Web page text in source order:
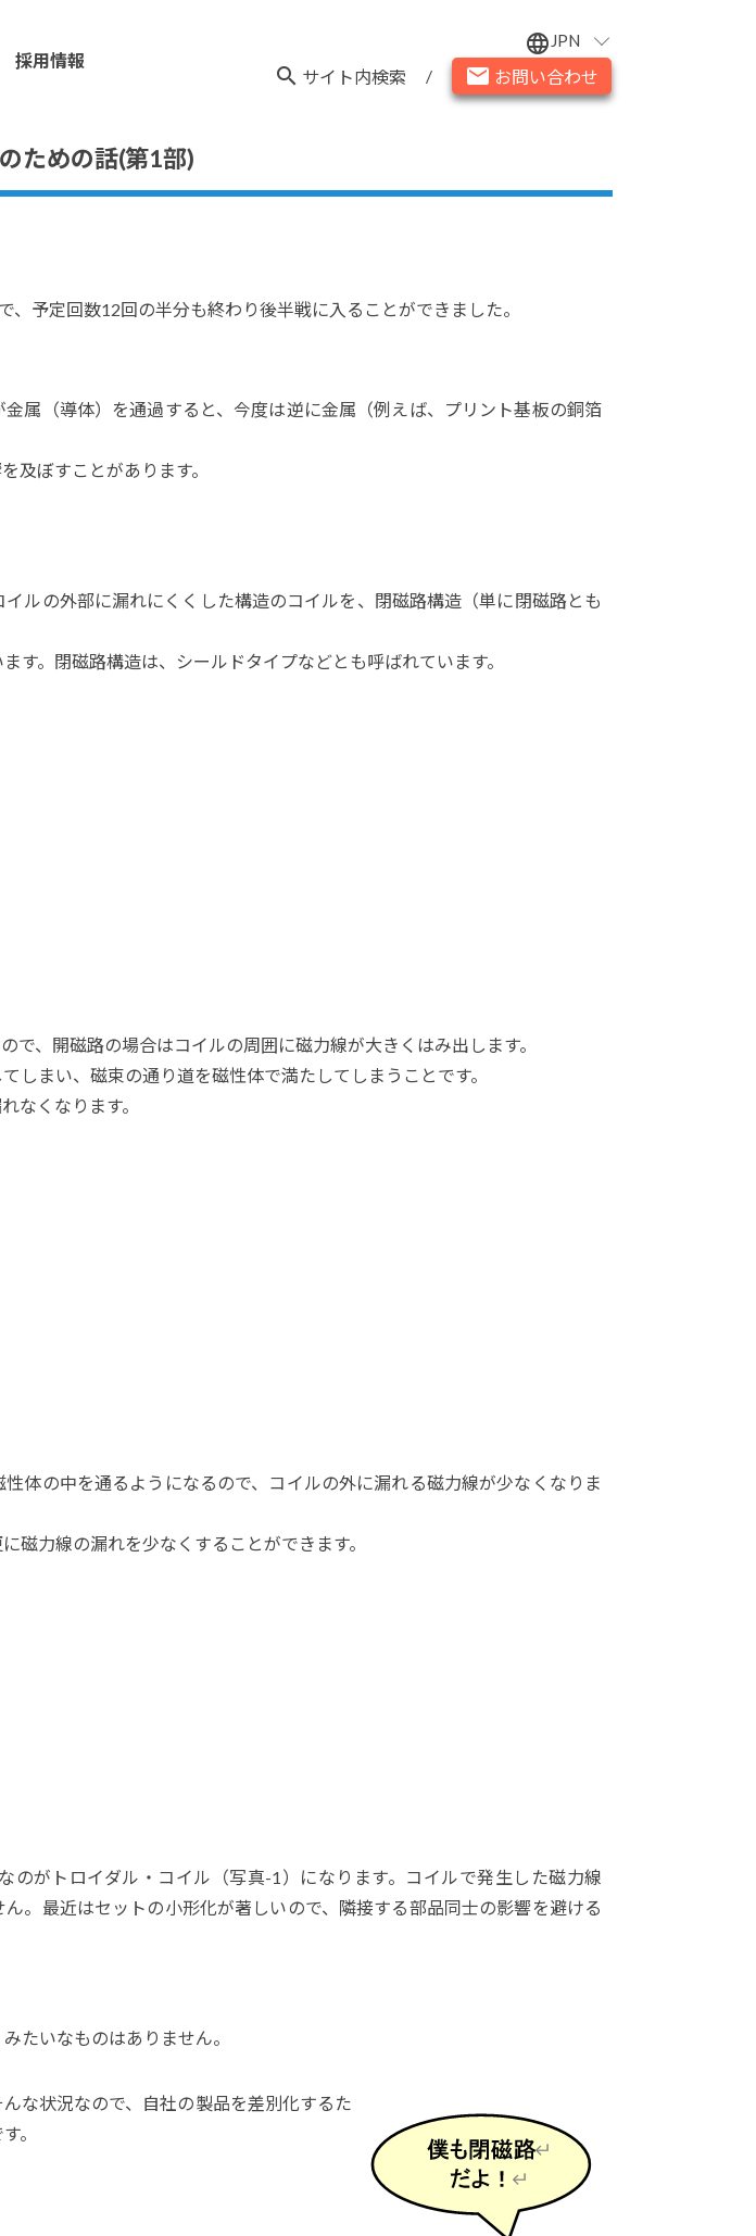
採用情報
search サイト内検索 / email お問い合わせ
language JPN
ための話(第1部)
、予定回数12回の半分も終わり後半戦に入ることができました。
属（導体）を通過すると、今度は逆に金属（例えば、プリント基板の銅箔
及ぼすことがあります。
ルの外部に漏れにくくした構造のコイルを、閉磁路構造（単に閉磁路とも
。閉磁路構造は、シールドタイプなどとも呼ばれています。
、開磁路の場合はコイルの周囲に磁力線が大きくはみ出します。
しまい、磁束の通り道を磁性体で満たしてしまうことです。
なくなります。
体の中を通るようになるので、コイルの外に漏れる磁力線が少なくなりま
磁力線の漏れを少なくすることができます。
のがトロイダル・コイル（写真-1）になります。コイルで発生した磁力線
。最近はセットの小形化が著しいので、隣接する部品同士の影響を避ける
たいなものはありません。
な状況なので、自社の製品を差別化するた
。